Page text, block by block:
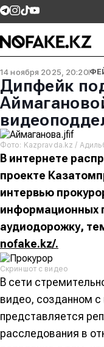
14 ноября 2025, 20:20
Дипфейк
Фото: Kazpravda.kz /
В интернете
проекте
интервью
информационных
аудиодорожку,
nofake.kz/.
Скриншот с видео
В сети
видео, созданном с
представляется
расследования в